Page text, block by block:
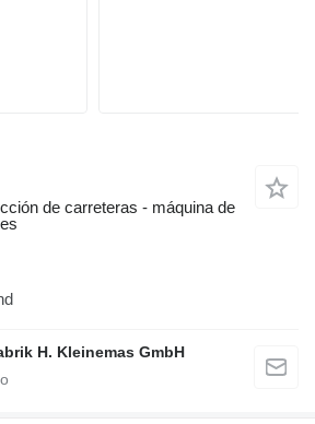
de carreteras - máquina de
H. Kleinemas GmbH